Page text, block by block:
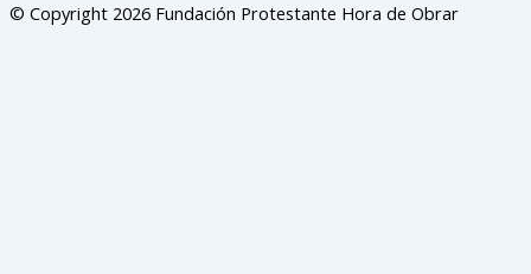
© Copyright 2026 Fundación Protestante Hora de Obrar